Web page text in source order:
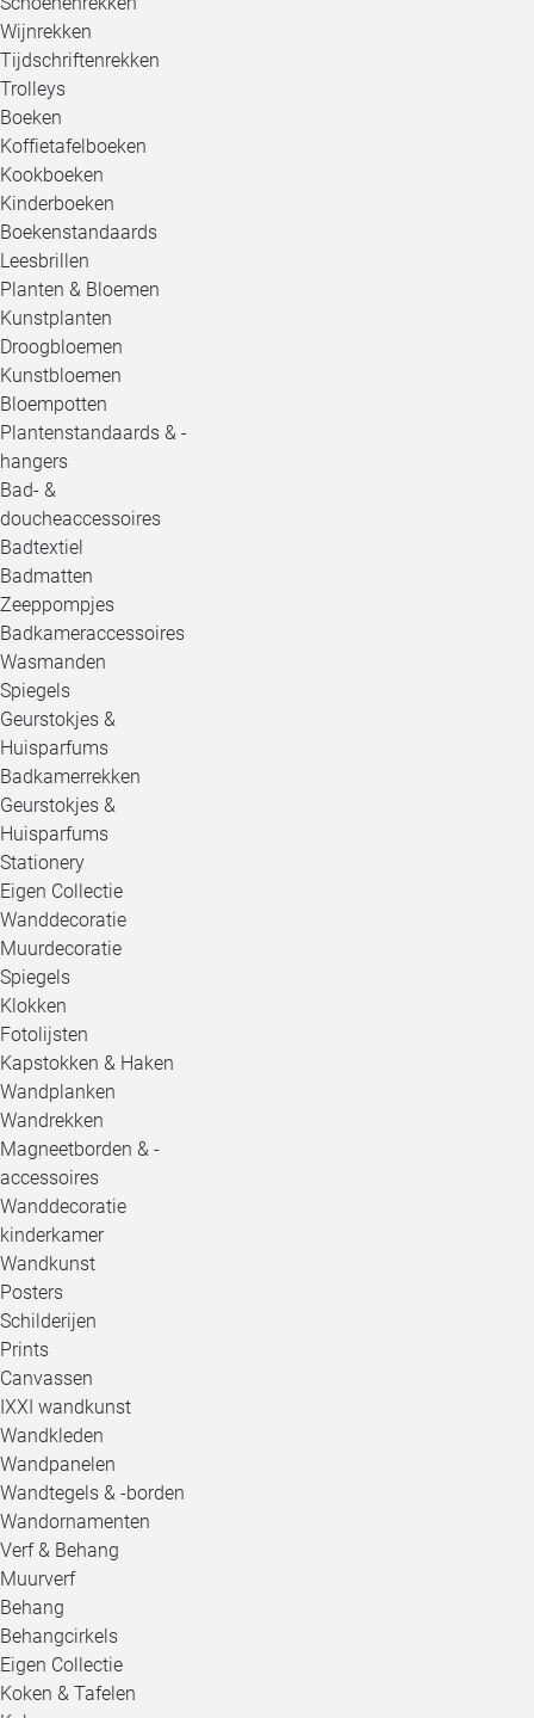
Wijnrekken
Tijdschriftenrekken
Trolleys
Boeken
Koffietafelboeken
Kookboeken
Kinderboeken
Boekenstandaards
Leesbrillen
Planten & Bloemen
Kunstplanten
Droogbloemen
Kunstbloemen
Bloempotten
Plantenstandaards & -
hangers
Bad- &
doucheaccessoires
Badtextiel
Badmatten
Zeeppompjes
Badkameraccessoires
Wasmanden
Spiegels
Geurstokjes &
Huisparfums
Badkamerrekken
Geurstokjes &
Huisparfums
Stationery
Eigen Collectie
Wanddecoratie
Muurdecoratie
Spiegels
Klokken
Fotolijsten
Kapstokken & Haken
Wandplanken
Wandrekken
Magneetborden & -
accessoires
Wanddecoratie
kinderkamer
Wandkunst
Posters
Schilderijen
Prints
Canvassen
IXXI wandkunst
Wandkleden
Wandpanelen
Wandtegels & -borden
Wandornamenten
Verf & Behang
Muurverf
Behang
Behangcirkels
Eigen Collectie
Koken & Tafelen